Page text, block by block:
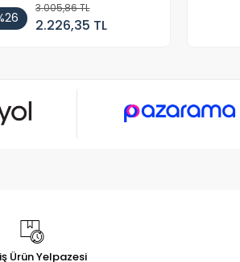
3.005,86 TL
2.226,35 TL
Ürün Yelpazesi